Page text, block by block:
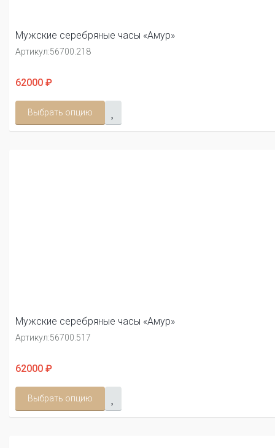
Мужские серебряные часы «Амур»
Артикул:56700.218
62000 ₽
Выбрать опцию
Мужские серебряные часы «Амур»
Артикул:56700.517
62000 ₽
Выбрать опцию